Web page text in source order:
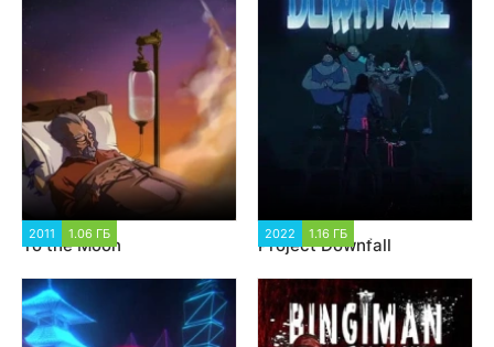
2011 1.06 ГБ
To the Moon
2022 1.16 ГБ
Project Downfall